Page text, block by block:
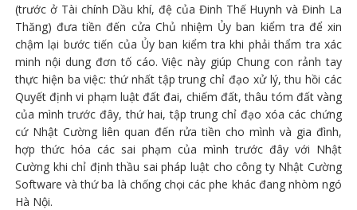
(trước ở Tài chính Dầu khí, đệ của Đinh Thế Huynh và Đinh La
Thăng) đưa tiền đến cửa Chủ nhiệm Ủy ban kiểm tra để xin
chậm lại bước tiến của Ủy ban kiểm tra khi phải thẩm tra xác
minh nội dung đơn tố cáo. Việc này giúp Chung con rảnh tay
thực hiện ba việc: thứ nhất tập trung chỉ đạo xử lý, thu hồi các
Quyết định vi phạm luật đất đai, chiếm đất, thâu tóm đất vàng
của mình trước đây, thứ hai, tập trung chỉ đạo xóa các chứng
cứ Nhật Cường liên quan đến rửa tiền cho mình và gia đình,
hợp thức hóa các sai phạm của mình trước đây với Nhật
Cường khi chỉ định thầu sai pháp luật cho công ty Nhật Cường
Software và thứ ba là chống chọi các phe khác đang nhòm ngó
Hà Nội.